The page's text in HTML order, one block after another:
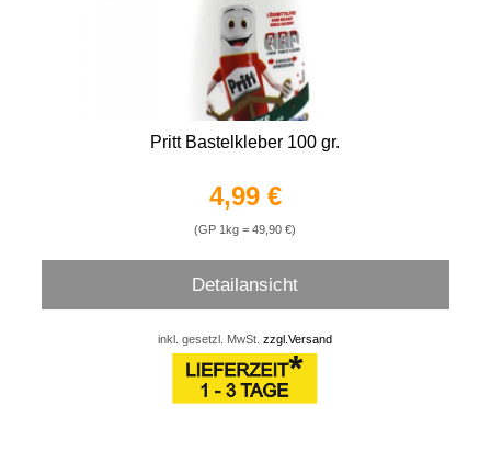
Pritt Bastelkleber 100 gr.
4,99 €
(GP 1kg = 49,90 €)
Detailansicht
inkl. gesetzl. MwSt.zzgl.Versand